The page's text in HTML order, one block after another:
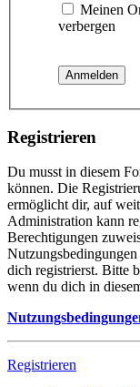
Meinen
verbergen
Registrieren
Du musst in diesem
können. Die
ermöglicht dir, auf
Administration kann
Berechtigungen
dich registrierst. Bitte
wenn du dich in
Registrieren